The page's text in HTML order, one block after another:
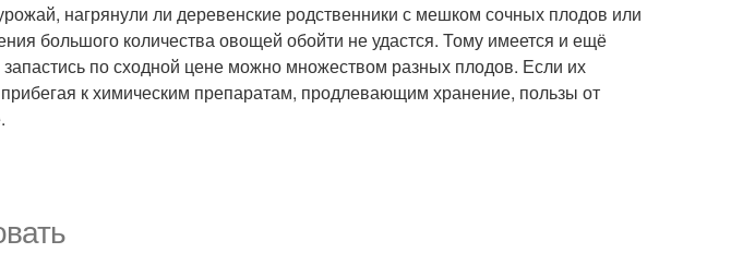
нагрянули ли деревенские родственники с мешком сочных плодов или
большого количества овощей обойти не удастся. Тому имеется и ещё
по сходной цене можно множеством разных плодов. Если их
к химическим препаратам, продлевающим хранение, пользы от